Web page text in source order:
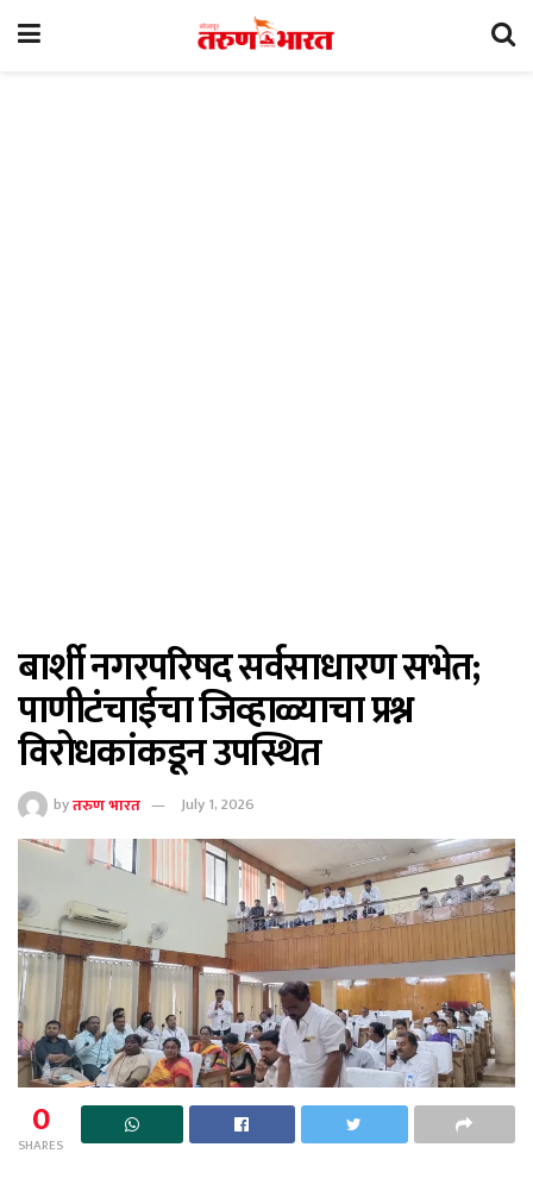
बार्शी नगरपरिषद सर्वसाधारण सभेत;
पाणीटंचाईचा जिव्हाळ्याचा प्रश्न
विरोधकांकडून उपस्थित
byतरुण भारत July 1, 2026
0
SHARES